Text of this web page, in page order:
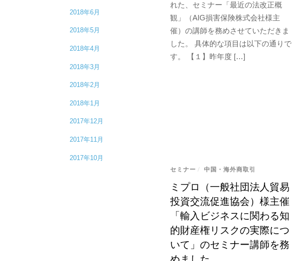
れた、セミナー「最近の法改正概
観」（AIG損害保険株式会社様主
催）の講師を務めさせていただきま
した。 具体的な項目は以下の通りで
す。 【１】昨年度 […]
セミナー / 中国・海外商取引
ミプロ（一般社団法人貿易
投資交流促進協会）様主催
「輸入ビジネスに関わる知
的財産権リスクの実際につ
いて」のセミナー講師を務
2018年6月
2018年5月
2018年4月
2018年3月
2018年2月
2018年1月
2017年12月
2017年11月
2017年10月